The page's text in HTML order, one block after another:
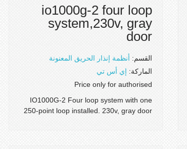
io1000g-2 four loop
system,230v, gray
door
القسم: أنظمة إنذار الحريق المعنونة
الماركة: إي أس تي
Price only for authorised
IO1000G-2 Four loop system with one
250-point loop installed. 230v, gray door